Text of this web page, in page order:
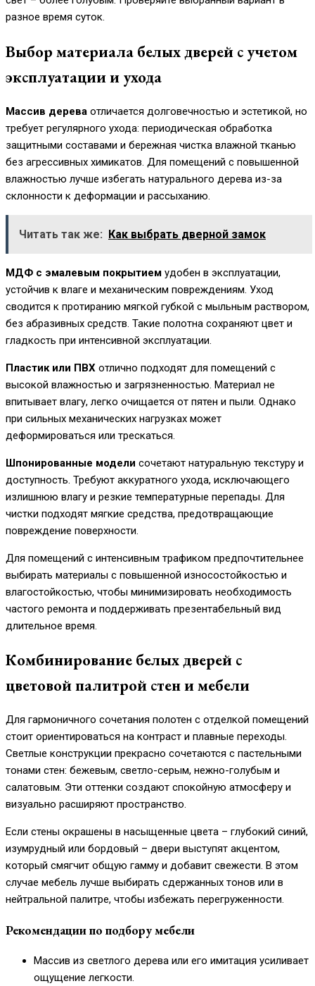
разное время суток.
Выбор материала белых дверей с учетом
эксплуатации и ухода
Массив дерева отличается долговечностью и эстетикой, но
требует регулярного ухода: периодическая обработка
защитными составами и бережная чистка влажной тканью
без агрессивных химикатов. Для помещений с повышенной
влажностью лучше избегать натурального дерева из-за
склонности к деформации и рассыханию.
Читать так же: Как выбрать дверной замок
МДФ с эмалевым покрытием удобен в эксплуатации,
устойчив к влаге и механическим повреждениям. Уход
сводится к протиранию мягкой губкой с мыльным раствором,
без абразивных средств. Такие полотна сохраняют цвет и
гладкость при интенсивной эксплуатации.
Пластик или ПВХ отлично подходят для помещений с
высокой влажностью и загрязненностью. Материал не
впитывает влагу, легко очищается от пятен и пыли. Однако
при сильных механических нагрузках может
деформироваться или трескаться.
Шпонированные модели сочетают натуральную текстуру и
доступность. Требуют аккуратного ухода, исключающего
излишнюю влагу и резкие температурные перепады. Для
чистки подходят мягкие средства, предотвращающие
повреждение поверхности.
Для помещений с интенсивным трафиком предпочтительнее
выбирать материалы с повышенной износостойкостью и
влагостойкостью, чтобы минимизировать необходимость
частого ремонта и поддерживать презентабельный вид
длительное время.
Комбинирование белых дверей с
цветовой палитрой стен и мебели
Для гармоничного сочетания полотен с отделкой помещений
стоит ориентироваться на контраст и плавные переходы.
Светлые конструкции прекрасно сочетаются с пастельными
тонами стен: бежевым, светло-серым, нежно-голубым и
салатовым. Эти оттенки создают спокойную атмосферу и
визуально расширяют пространство.
Если стены окрашены в насыщенные цвета – глубокий синий,
изумрудный или бордовый – двери выступят акцентом,
который смягчит общую гамму и добавит свежести. В этом
случае мебель лучше выбирать сдержанных тонов или в
нейтральной палитре, чтобы избежать перегруженности.
Рекомендации по подбору мебели
Массив из светлого дерева или его имитация усиливает
ощущение легкости.